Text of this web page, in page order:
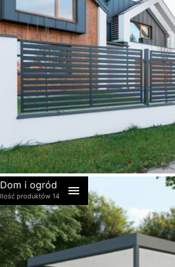
akcesoria
Dom i ogród
Ilość produktów 14